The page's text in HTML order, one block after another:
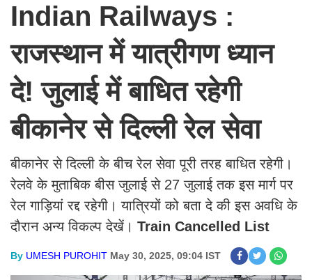
Indian Railways :
राजस्थान में यात्रीगण ध्यान
दे! जुलाई में बाधित रहेगी
बीकानेर से दिल्ली रेल सेवा
बीकानेर से दिल्ली के बीच रेल सेवा पूरी तरह बाधित रहेगी।
रेलवे के मुताबिक बीस जुलाई से 27 जुलाई तक इस मार्ग पर
रेल गाड़ियां रद्द रहेगी। यात्रियों को बता दे की इस अवधि के
दौरान अन्य विकल्प देखें। Train Cancelled List
By UMESH PUROHIT May 30, 2025, 09:04 IST